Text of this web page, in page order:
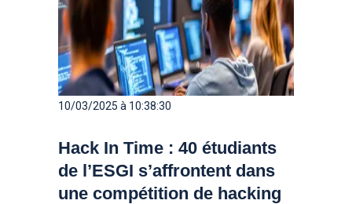
10/03/2025 à 10:38:30
Hack In Time : 40 étudiants
de l’ESGI s’affrontent dans
une compétition de hacking